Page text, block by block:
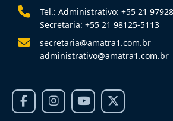
Tel.: Administrativo: +55 21
Secretaria: +55 21 98125-5113
secretaria@amatra1.com.br
administrativo@amatra1.com.br